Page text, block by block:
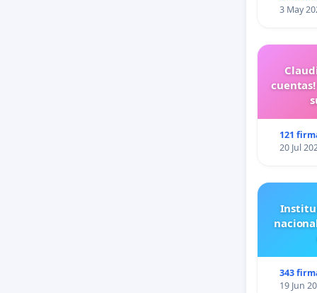
3 May
121
20 Jul
343
19 Jun